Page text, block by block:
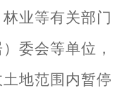
业等有关部门
委会等单位，
地范围内暂停